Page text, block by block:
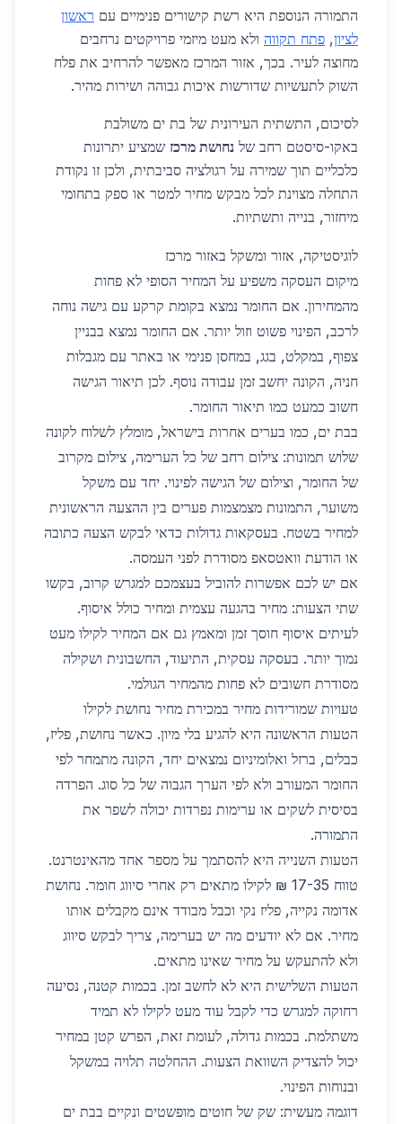
התמורה הנוספת היא רשת קישורים פנימיים עם ראשון
לציון, פתח תקווה ולא מעט מיזמי פרויקטים נרחבים
מחוצה לעיר. בכך, אזור המרכז מאפשר להרחיב את פלח
השוק לתעשיות שדורשות איכות גבוהה ושירות מהיר.
לסיכום, התשתית העירונית של בת ים משולבת
באקו-סיסטם רחב של נחושת מרכז שמציע יתרונות
כלכליים תוך שמירה על רגולציה סביבתית, ולכן זו נקודת
התחלה מצוינת לכל מבקש מחיר למטר או ספק בתחומי
מיחזור, בנייה ותשתיות.
לוגיסטיקה, אזור ומשקל באזור מרכז
מיקום העסקה משפיע על המחיר הסופי לא פחות
מהמחירון. אם החומר נמצא בקומת קרקע עם גישה נוחה
לרכב, הפינוי פשוט וזול יותר. אם החומר נמצא בבניין
צפוף, במקלט, בגג, במחסן פנימי או באתר עם מגבלות
חניה, הקונה יחשב זמן עבודה נוסף. לכן תיאור הגישה
חשוב כמעט כמו תיאור החומר.
בבת ים, כמו בערים אחרות בישראל, מומלץ לשלוח לקונה
שלוש תמונות: צילום רחב של כל הערימה, צילום מקרוב
של החומר, וצילום של הגישה לפינוי. יחד עם משקל
משוער, התמונות מצמצמות פערים בין ההצעה הראשונית
למחיר בשטח. בעסקאות גדולות כדאי לבקש הצעה כתובה
או הודעת וואטסאפ מסודרת לפני העמסה.
אם יש לכם אפשרות להוביל בעצמכם למגרש קרוב, בקשו
שתי הצעות: מחיר בהגעה עצמית ומחיר כולל איסוף.
לעיתים איסוף חוסך זמן ומאמץ גם אם המחיר לקילו מעט
נמוך יותר. בעסקה עסקית, התיעוד, החשבונית ושקילה
מסודרת חשובים לא פחות מהמחיר הגולמי.
טעויות שמורידות מחיר במכירת מחיר נחושת לקילו
הטעות הראשונה היא להגיע בלי מיון. כאשר נחושת, פליז,
כבלים, ברזל ואלומיניום נמצאים יחד, הקונה מתמחר לפי
החומר המעורב ולא לפי הערך הגבוה של כל סוג. הפרדה
בסיסית לשקים או ערימות נפרדות יכולה לשפר את
התמורה.
הטעות השנייה היא להסתמך על מספר אחד מהאינטרנט.
טווח 17-35 ₪ לקילו מתאים רק אחרי סיווג חומר. נחושת
אדומה נקייה, פליז נקי וכבל מבודד אינם מקבלים אותו
מחיר. אם לא יודעים מה יש בערימה, צריך לבקש סיווג
ולא להתעקש על מחיר שאינו מתאים.
הטעות השלישית היא לא לחשב זמן. בכמות קטנה, נסיעה
רחוקה למגרש כדי לקבל עוד מעט לקילו לא תמיד
משתלמת. בכמות גדולה, לעומת זאת, הפרש קטן במחיר
יכול להצדיק השוואת הצעות. ההחלטה תלויה במשקל
ובנוחות הפינוי.
דוגמה מעשית: שק של חוטים מופשטים ונקיים בבת ים